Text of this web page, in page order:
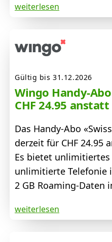
weiterlesen
Gültig bis 31.12.2026
Wingo Handy-
CHF 24.95 anstatt
Das Handy-Abo
derzeit für CHF 24.95
Es bietet
unlimitierte Telefonie
2 GB Roaming-Daten
weiterlesen